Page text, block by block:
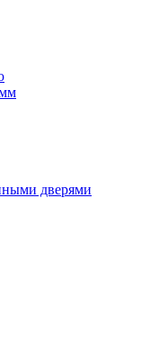
дверями